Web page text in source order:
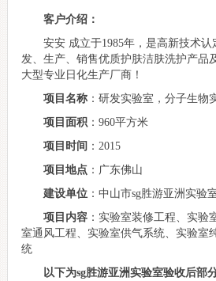
客户介绍：
安安 成立于1985年，是高新技术
发、生产、销售优质护肤洁肤洗护产品
大型专业日化生产厂商！
项目名称 ：研发实验室，分子生物
项目面积 ：960平方米
项目时间 ：2015
项目地点 ：广东佛山
建设单位 ：中山市sg胜游亚洲实验
项目内容 ：实验室装修工程
室通风工程、实验室供气系统、实验室
统
以下为sg胜游亚洲实验室验收后部分